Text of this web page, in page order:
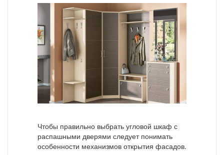
Чтобы правильно выбрать угловой шкаф с
распашными дверями следует понимать
особенности механизмов открытия фасадов.